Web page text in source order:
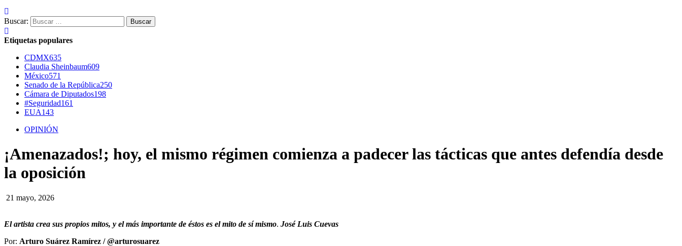
Buscar:
Etiquetas populares
CDMX635
Claudia Sheinbaum609
México571
Senado de la República250
Cámara de Diputados198
#Seguridad161
EUA143
OPINIÓN
¡Amenazados!; hoy, el mismo régimen comienza a padecer las tácticas que antes defendía desde
la oposición
21 mayo, 2026
El artista crea sus propios mitos, y el más importante de éstos es el mito de sí mismo. José Luis Cuevas
Por: Arturo Suárez Ramírez / @arturosuarez